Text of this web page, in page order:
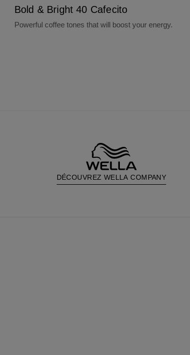
Bold & Bright 40 Cafecito
Powerful coffee tones that will boost your energy.
DÉCOUVREZ WELLA COMPANY